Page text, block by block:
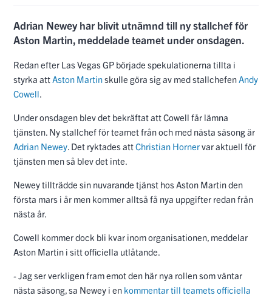
Adrian Newey har blivit utnämnd till ny stallchef för
Aston Martin, meddelade teamet under onsdagen.
Redan efter Las Vegas GP började spekulationerna tillta i
styrka attAston Martinskulle göra sig av med stallchefenAndy
Cowell.
Under onsdagen blev det bekräftat att Cowell får lämna
tjänsten. Ny stallchef för teamet från och med nästa säsong är
Adrian Newey. Det ryktades attChristian Hornervar aktuell för
tjänsten men så blev det inte.
Newey tillträdde sin nuvarande tjänst hos Aston Martin den
första mars i år men kommer alltså få nya uppgifter redan från
nästa år.
Cowell kommer dock bli kvar inom organisationen, meddelar
Aston Martin i sitt officiella utlåtande.
- Jag ser verkligen fram emot den här nya rollen som väntar
nästa säsong, sa Newey i en kommentar till teamets officiella